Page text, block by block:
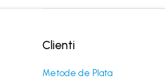
Clienti
Metode de Plata